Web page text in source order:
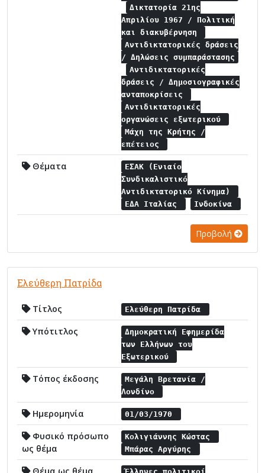
Δικτατορία 21ης
Απριλίου 1967 / Πολιτική
και διακυβέρνηση
Αντιδικτατορικές δράσεις
/ Δηλώσεις συμπαράστασης
Αντιδικτατορικές
δράσεις / Δημοσιογραφικές
ανταποκρίσεις
Αντιδικτατορικές
οργανώσεις εξωτερικού
Μάχη της Κρήτης /
επέτειος
Θέματα
ΕΣΑΚ (Ενιαίο
Συνδικαλιστικό
Αντιδικτατορικό Κίνημα)
ΕΔΑ Ιταλίας
Ινδοκίνα
Προβολή
Ελεύθερη Πατρίδα
Τίτλος Ελεύθερη Πατρίδα
Υπότιτλος
Δημοκρατική Εφημερίδα
των Ελλήνων του
Εξωτερικού
Τόπος έκδοσης
Μεγάλη Βρετανία /
Λονδίνο
Ημερομηνία 01/03/1970
Φυσικό πρόσωπο
ως θέμα
Κολιγιάννης Κώστας
Μπάρας Αργύρης